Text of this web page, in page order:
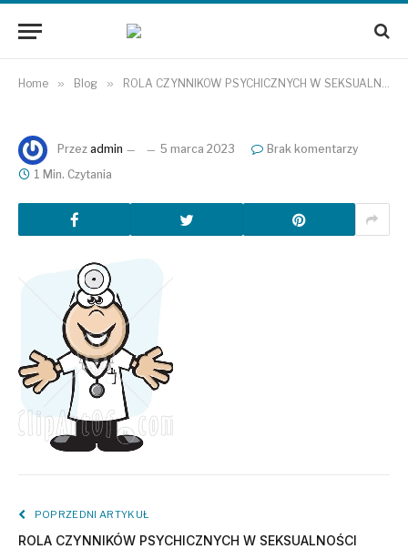
Home » Blog » ROLA CZYNNIKÓW PSYCHICZNYCH W SEKSUALNOŚCI
Przez admin 5 marca 2023
Brak komentarzy
1 Min. Czytania
POPRZEDNI ARTYKUŁ
ROLA CZYNNIKÓW PSYCHICZNYCH W SEKSUALNOŚCI